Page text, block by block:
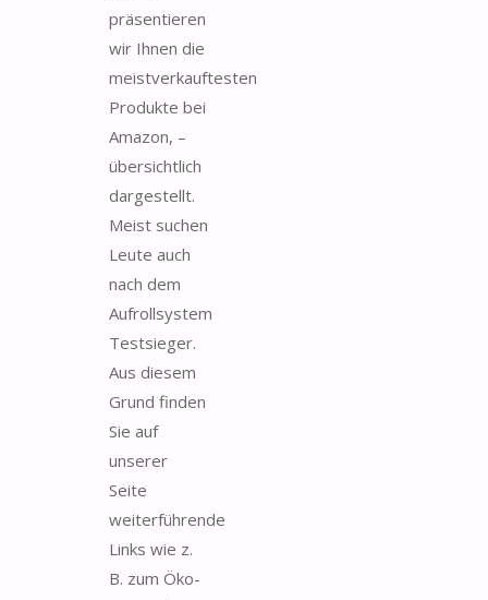
präsentieren
wir Ihnen die
meistverkauftesten
Produkte bei
Amazon, –
übersichtlich
dargestellt.
Meist suchen
Leute auch
nach dem
Aufrollsystem
Testsieger.
Aus diesem
Grund finden
Sie auf
unserer
Seite
weiterführende
Links wie z.
B. zum Öko-